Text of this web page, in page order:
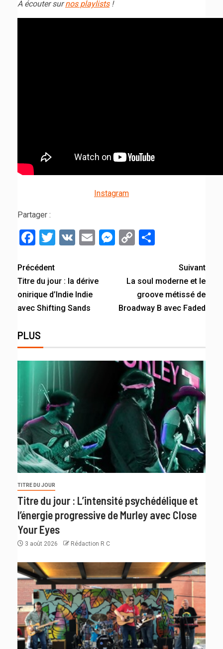
A écouter surnos playlists!
Instagram
Partager :
Facebook
Twitter
VK EmailMessenger
Copy
Précédent
Titre du jour : la dérive
onirique d’Indie Indie
avec Shifting Sands
Suivant
La soul moderne et le
groove métissé de
Broadway B avec Faded
PLUS
TITRE DU JOUR
Titre du jour : L’intensité psychédélique et
l’énergie progressive de Murley avec Close
Your Eyes
3 août 2026 Rédaction R C